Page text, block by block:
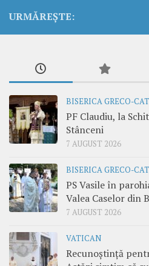
URMĂREȘTE:
BISERICA GRECO-
PF Claudiu, la
Stânceni
7 AUGUST 2026
BISERICA GRECO-
PS Vasile în
Valea Caselor din
7 AUGUST 2026
VATICAN
Recunoștință